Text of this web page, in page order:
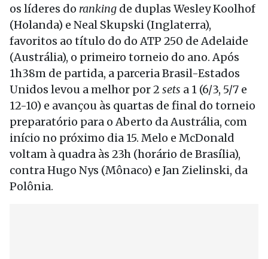
os líderes do ranking de duplas Wesley Koolhof
(Holanda) e Neal Skupski (Inglaterra),
favoritos ao título do do ATP 250 de Adelaide
(Austrália), o primeiro torneio do ano. Após
1h38m de partida, a parceria Brasil-Estados
Unidos levou a melhor por 2 sets a 1 (6/3, 5/7 e
12-10) e avançou às quartas de final do torneio
preparatório para o Aberto da Austrália, com
início no próximo dia 15. Melo e McDonald
voltam à quadra às 23h (horário de Brasília),
contra Hugo Nys (Mônaco) e Jan Zielinski, da
Polônia.